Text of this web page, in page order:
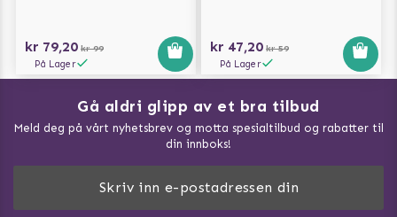
kr 79,20 kr 99
På Lager
kr 47,20 kr 59
På Lager
Gå aldri glipp av et bra tilbud
Meld deg på vårt nyhetsbrev og motta spesialtilbud og rabatter til
din innboks!
Slik måler du din hund